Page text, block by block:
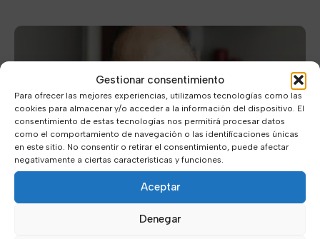
Gestionar consentimiento
Para ofrecer las mejores experiencias, utilizamos tecnologías como las
cookies para almacenar y/o acceder a la información del dispositivo. El
consentimiento de estas tecnologías nos permitirá procesar datos
como el comportamiento de navegación o las identificaciones únicas
en este sitio. No consentir o retirar el consentimiento, puede afectar
negativamente a ciertas características y funciones.
Aceptar
Denegar